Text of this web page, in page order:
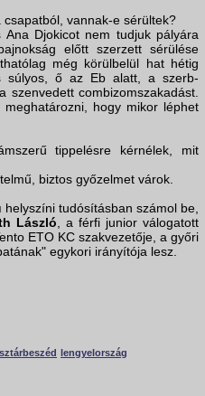
csapatból, vannak-e sérültek?
Djokicot nem tudjuk pályára
előtt szerzett sérülése
még körülbelül hat hétig
súlyos, ő az Eb alatt, a szerb-
szenvedett combizomszakadást.
hogy mikor léphet
tippelésre kérnélek, mit
biztos győzelmet várok.
helyszíni tudósításban számol be,
László , a férfi junior válogatott
ETO KC szakvezetője, a győri
egykori irányítója lesz.
sztárbeszéd lengyelország